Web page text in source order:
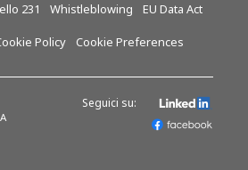
231 Whistleblowing EU Data Act
Policy Cookie Preferences
Seguici su: